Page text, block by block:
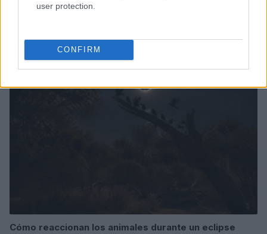
user protection.
CONFIRM
Cómo una organización australiana ayuda a mantener
OTROS ANIMALES
Cómo reaccionan los animales durante un eclipse